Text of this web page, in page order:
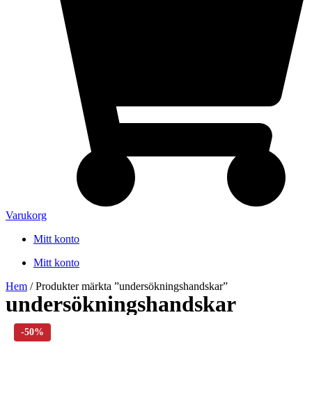
Varukorg
Mitt konto
Mitt konto
Hem / Produkter märkta ”undersökningshandskar”
undersökningshandskar